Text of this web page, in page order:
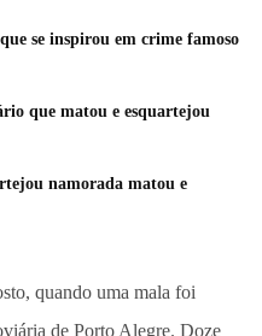
se inspirou em crime famoso
que matou e esquartejou
namorada matou e
quando uma mala foi
de Porto Alegre. Doze